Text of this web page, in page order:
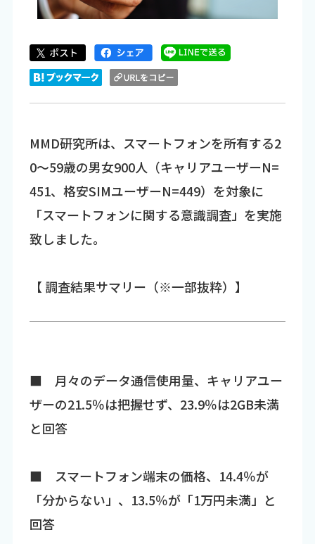
MMD研究所は、スマートフォンを所有する2
0～59歳の男女900人（キャリアユーザーN=
451、格安SIMユーザーN=449）を対象に
「スマートフォンに関する意識調査」を実施
致しました。
【 調査結果サマリー（※一部抜粋）】
■ 月々のデータ通信使用量、キャリアユー
ザーの21.5％は把握せず、23.9％は2GB未満
と回答
■ スマートフォン端末の価格、14.4％が
「分からない」、13.5％が「1万円未満」と
回答